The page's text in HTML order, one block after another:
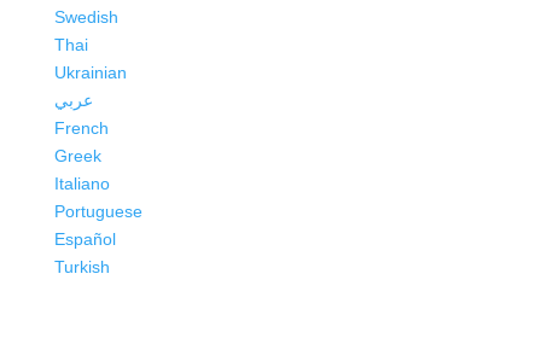
Swedish
Thai
Ukrainian
عربي
French
Greek
Italiano
Portuguese
Español
Turkish